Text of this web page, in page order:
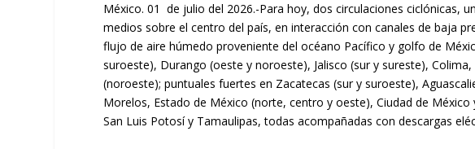
México. 01 de julio del 2026.-Para hoy, dos circulaciones ciclónicas,
medios sobre el centro del país, en interacción con canales de baja
flujo de aire húmedo proveniente del océano Pacífico y golfo de
suroeste), Durango (oeste y noroeste), Jalisco (sur y sureste),
(noroeste); puntuales fuertes en Zacatecas (sur y suroeste),
Morelos, Estado de México (norte, centro y oeste), Ciudad de
San Luis Potosí y Tamaulipas, todas acompañadas con descargas